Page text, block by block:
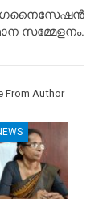
സമ്മേളനം.
From Author